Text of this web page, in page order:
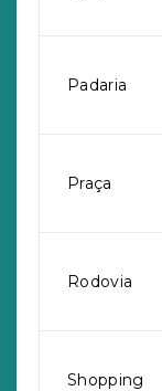
Padaria
Praça
Rodovia
Shopping